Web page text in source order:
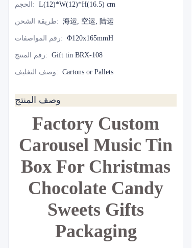
الحجم : L(12)*W(12)*H(16.5) cm
طريقة الشحن: 海运, 空运, 陆运
رقم المواصفات: Φ120x165mmH
رقم المنتج: Gift tin BRX-108
وصف التغليف: Cartons or Pallets
وصف المنتج
Factory Custom
Carousel Music Tin
Box For Christmas
Chocolate Candy
Sweets Gifts
Packaging